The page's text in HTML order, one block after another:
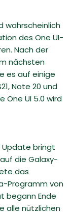
wahrscheinlich
des One UI-
Nach der
nächsten
es auf einige
Note 20 und
One UI 5.0 wird
Update bringt
die Galaxy-
das
Programm von
begann Ende
alle nützlichen